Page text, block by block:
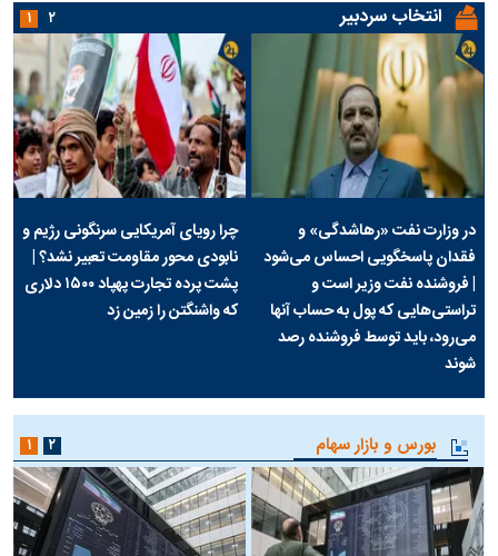
انتخاب سردبیر
در وزارت نفت «رهاشدگی» و
فقدان پاسخگویی احساس می‌شود
| فروشنده نفت وزیر است و
تراستی‌هایی که پول به حساب آنها
می‌رود، باید توسط فروشنده رصد
شوند
چرا رویای آمریکایی سرنگونی رژیم و
نابودی محور مقاومت تعبیر نشد؟ |
پشت پرده تجارت پهپاد‌ ۱۵۰۰ دلاری
که واشنگتن را زمین زد
۱ ۲
بورس و بازار سهام ۱ ۲